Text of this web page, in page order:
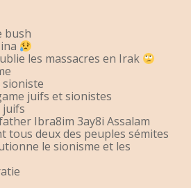
bush
les massacres en Irak
sioniste
juifs et sionistes
juifs
Ibra8im 3ay8i Assalam
tous deux des peuples sémites
le sionisme et les